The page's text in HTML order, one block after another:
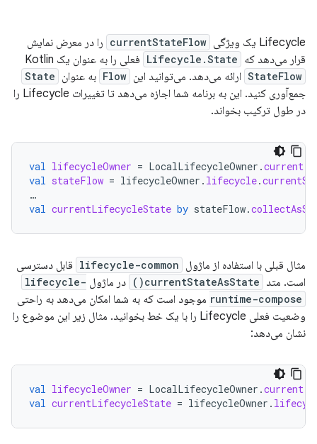
Lifecycle یک ویژگی currentStateFlow را در معرض نمایش
قرار می‌دهد که Lifecycle.State فعلی را به عنوان یک Kotlin
StateFlow ارائه می‌دهد. می‌توانید این Flow به عنوان State
جمع‌آوری کنید. این به برنامه شما اجازه می‌دهد تا تغییرات Lifecycle را
در طول ترکیب بخواند.
val lifecycleOwner = LocalLifecycleOwner .current
val stateFlow = lifecycleOwner . lifecycle.
…
val currentLifecycleState by stateFlow.
مثال قبلی با استفاده از ماژول lifecycle-common قابل دسترسی
است. متد currentStateAsState() در ماژول lifecycle-
runtime-compose موجود است که به شما امکان می‌دهد به راحتی
وضعیت فعلی Lifecycle را با یک خط بخوانید. مثال زیر این موضوع را
نشان می‌دهد:
val lifecycleOwner = LocalLifecycleOwner .current
val currentLifecycleState = lifecycleOwner .